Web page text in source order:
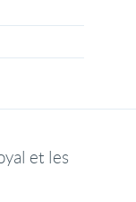
et les